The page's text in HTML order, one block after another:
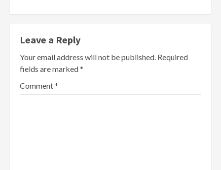
Leave a Reply
Your email address will not be published. Required
fields are marked*
Comment*